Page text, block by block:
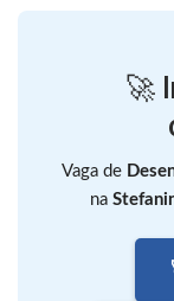
🚀
Vaga de
na